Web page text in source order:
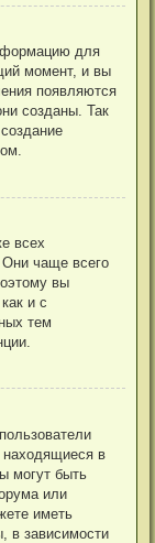
для
момент, и вы
появляются
созданы. Так
всех
Они чаще всего
вы
и с
тем
находящиеся в
могут быть
или
иметь
в зависимости